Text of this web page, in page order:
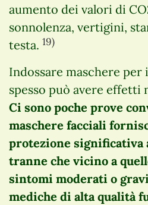
aumento dei valori di
sonnolenza, vertigini,
testa. 19)
Indossare maschere
spesso può avere effetti
Ci sono poche prove
maschere facciali
protezione significativa
tranne che vicino a
sintomi moderati o
mediche di alta qualità